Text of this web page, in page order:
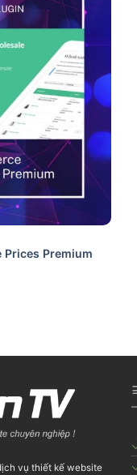
Prices Premium
vụ thiết kế website